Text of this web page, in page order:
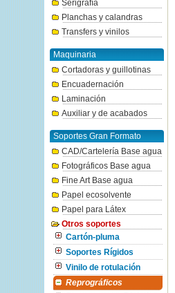
Serigrafía
Planchas y calandras
Transfers y vinilos
Maquinaria
Cortadoras y guillotinas
Encuadernación
Laminación
Auxiliar y de acabados
Soportes Gran Formato
CAD/Cartelería Base agua
Fotográficos Base agua
Fine Art Base agua
Papel ecosolvente
Papel para Látex
Otros soportes
Cartón-pluma
Soportes Rígidos
Vinilo de rotulación
Reprográficos